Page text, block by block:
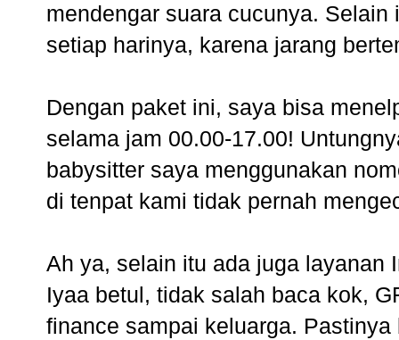
mendengar suara cucunya.
setiap harinya, karena jarang
Dengan paket ini, saya bisa
selama jam 00.00-17.00!
babysitter saya menggunakan
di tenpat kami tidak pernah
Ah ya, selain itu ada juga layanan
Iyaa betul, tidak salah baca kok,
finance sampai keluarga.